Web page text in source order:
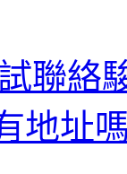
聯絡
地址